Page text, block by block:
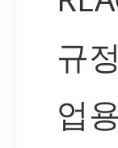
규
업